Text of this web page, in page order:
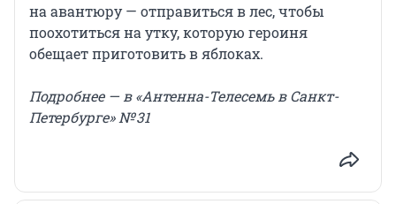
на авантюру — отправиться в лес, чтобы
поохотиться на утку, которую героиня
обещает приготовить в яблоках.
Подробнее — в «Антенна-Телесемь в Санкт-
Петербурге» № 31